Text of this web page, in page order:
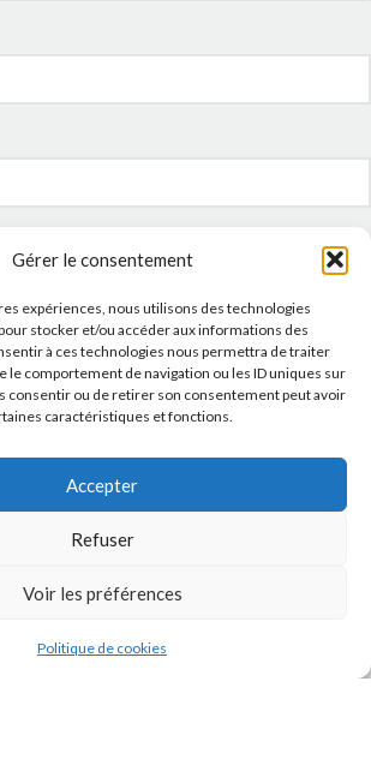
Gérer le consentement
expériences, nous utilisons des technologies
stocker et/ou accéder aux informations des
à ces technologies nous permettra de traiter
le comportement de navigation ou les ID uniques sur
consentir ou de retirer son consentement peut avoir
caractéristiques et fonctions.
Accepter
Refuser
Voir les préférences
Politique de cookies